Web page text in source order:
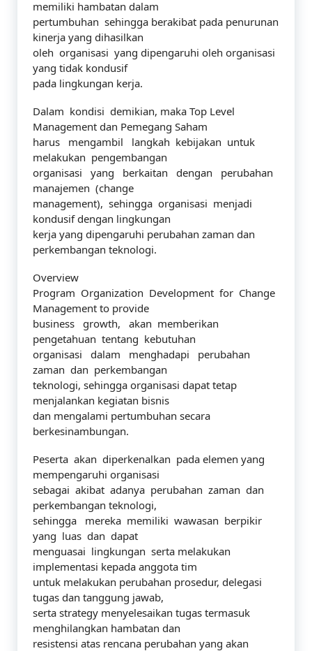
memiliki hambatan dalam
pertumbuhan sehingga berakibat pada penurunan
kinerja yang dihasilkan
oleh organisasi yang dipengaruhi oleh organisasi
yang tidak kondusif
pada lingkungan kerja.
Dalam kondisi demikian, maka Top Level
Management dan Pemegang Saham
harus mengambil langkah kebijakan untuk
melakukan pengembangan
organisasi yang berkaitan dengan perubahan
manajemen (change
management), sehingga organisasi menjadi
kondusif dengan lingkungan
kerja yang dipengaruhi perubahan zaman dan
perkembangan teknologi.
Overview
Program Organization Development for Change
Management to provide
business growth, akan memberikan
pengetahuan tentang kebutuhan
organisasi dalam menghadapi perubahan
zaman dan perkembangan
teknologi, sehingga organisasi dapat tetap
menjalankan kegiatan bisnis
dan mengalami pertumbuhan secara
berkesinambungan.
Peserta akan diperkenalkan pada elemen yang
mempengaruhi organisasi
sebagai akibat adanya perubahan zaman dan
perkembangan teknologi,
sehingga mereka memiliki wawasan berpikir
yang luas dan dapat
menguasai lingkungan serta melakukan
implementasi kepada anggota tim
untuk melakukan perubahan prosedur, delegasi
tugas dan tanggung jawab,
serta strategy menyelesaikan tugas termasuk
menghilangkan hambatan dan
resistensi atas rencana perubahan yang akan